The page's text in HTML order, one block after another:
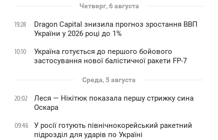
Четверг, 6 августа
19:28
Dragon Capital знизила прогноз зростання ВВП
України у 2026 році до 1%
10:10
Україна готується до першого бойового
застосування нової балістичної ракети FP-7
Среда, 5 августа
20:02
Леся — Нікітюк показала першу стрижку сина
Оскара
09:46
У росії готують північнокорейський ракетний
підрозділ для ударів по Україні